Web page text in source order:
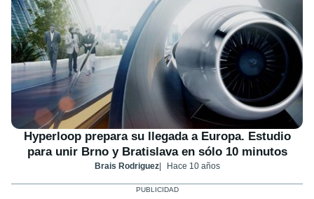
Hyperloop prepara su llegada a Europa. Estudio
para unir Brno y Bratislava en sólo 10 minutos
Brais Rodriguez Hace 10 años